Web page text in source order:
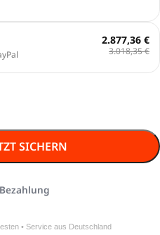
2.877,36 €
3.018,35 €
SICHERN
• Service aus Deutschland